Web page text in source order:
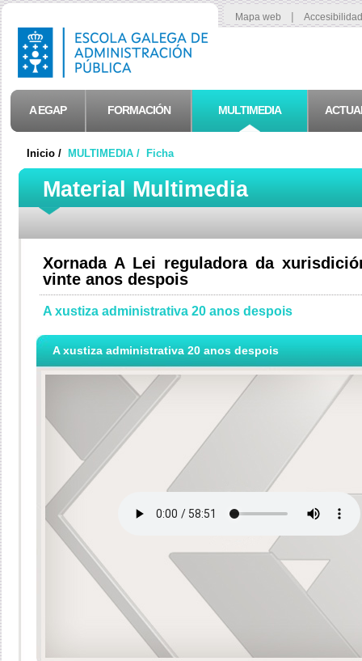
Mapa web |
A EGAP FORMACIÓN MULTIMEDIA
Inicio / MULTIMEDIA / Ficha
Material Multimedia
Xornada A Lei reguladora da
vinte anos despois
A xustiza administrativa 20 anos despois
A xustiza administrativa 20 anos despois